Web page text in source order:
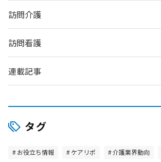
訪問介護
訪問看護
連載記事
タグ
お役立ち情報 ケアリポ 介護業界動向